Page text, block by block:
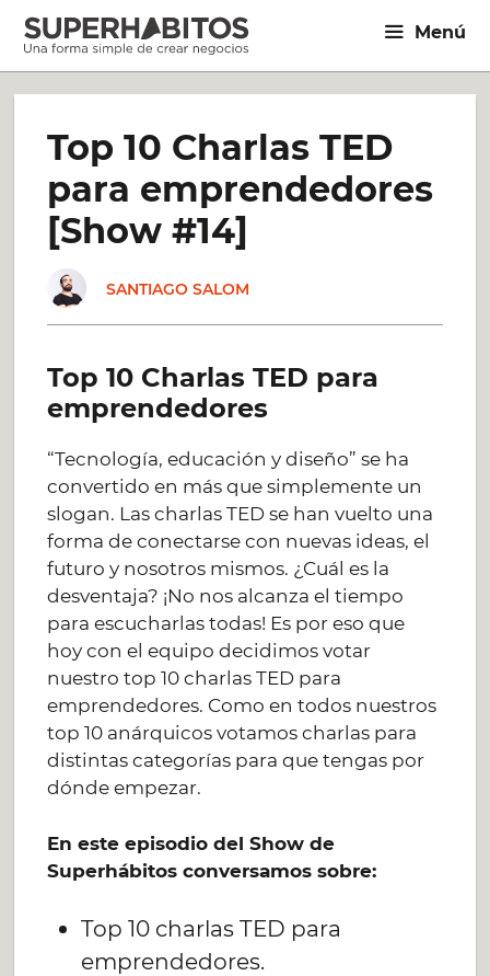
Saltar
contenido
Menú
Top 10 Charlas TED
para emprendedores
[Show #14]
SANTIAGO SALOM
Top 10 Charlas TED para
emprendedores
“Tecnología, educación y diseño” se ha
convertido en más que simplemente un
slogan. Las charlas TED se han vuelto una
forma de conectarse con nuevas ideas, el
futuro y nosotros mismos. ¿Cuál es la
desventaja? ¡No nos alcanza el tiempo
para escucharlas todas! Es por eso que
hoy con el equipo decidimos votar
nuestro top 10 charlas TED para
emprendedores. Como en todos nuestros
top 10 anárquicos votamos charlas para
distintas categorías para que tengas por
dónde empezar.
En este episodio del Show de
Superhábitos conversamos sobre:
Top 10 charlas TED para
emprendedores.